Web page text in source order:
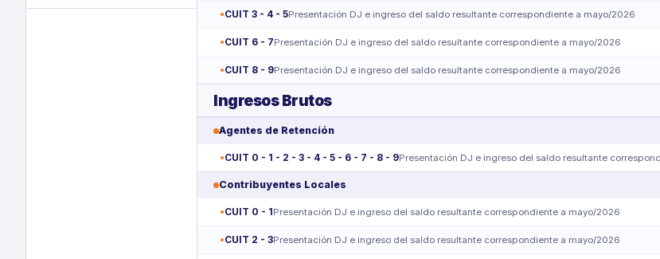
CUIT 3 - 4 - 5Presentación DJ e ingreso del saldo resultante correspondiente a mayo/2026
CUIT 6 - 7Presentación DJ e ingreso del saldo resultante correspondiente a mayo/2026
CUIT 8 - 9Presentación DJ e ingreso del saldo resultante correspondiente a mayo/2026
Ingresos Brutos
Agentes de Retención
CUIT 0 - 1 - 2 - 3 - 4 - 5 - 6 - 7 - 8 - 9Presentación DJ e ingreso del saldo resultante
Contribuyentes Locales
CUIT 0 - 1Presentación DJ e ingreso del saldo resultante correspondiente a mayo/2026
CUIT 2 - 3Presentación DJ e ingreso del saldo resultante correspondiente a mayo/2026